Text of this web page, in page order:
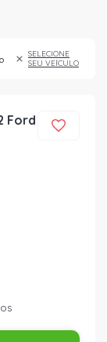
SELECIONE
SEU VEÍCULO
Ford